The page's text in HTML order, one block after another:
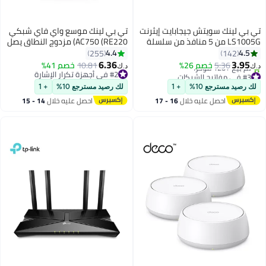
تي بي لينك سويتش جيجابايت إيثرنت
LS1005G من 5 منافذ من سلسلة
لايت ويف من تي بي لينك مزود
بمقسم إيثرنت للكمبيوتر المكتبي/
غطاء من البلاستيك/ سويتش شبكة
غير محمية/ خاصية التوصيل
والتشغيل/ تشغيل هادئ دون
مروحة/ غير مدار أسود
4.5
142
د.ك‏3.95
5.36خصم 26%
#3 في مفاتيح الشبكات
بتخلّص بسرعة
تم بيع +120 مؤخرًا
#3 في مفاتيح الشبكات
لك رصيد مسترجع 10% + 1
احصل عليه خلال 16 - 17
تي بي لينك موسع واي فاي شبكي
AC750 (RE220) مزدوج النطاق يصل
إلى 733 ميجابت في الثانية4.4
255
د.ك‏6.36
10.81خصم 41%
#2 في أجهزة تكرار الإشارة
#2 في أجهزة تكرار الإشارة
لك رصيد مسترجع 10% + 1
احصل عليه خلال 14 - 15